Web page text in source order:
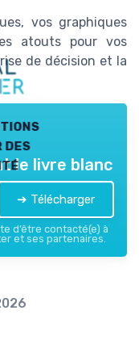
vos graphiques
atouts pour vos
de décision et la
des
le livre blanc
➔ Télécharger
d’être contacté(e) à
et ses partenaires.